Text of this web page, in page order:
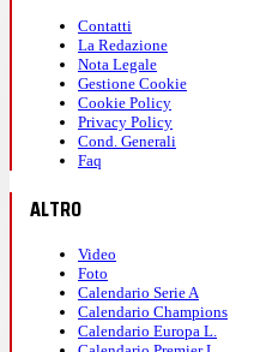
Contatti
La Redazione
Nota Legale
Gestione Cookie
Cookie Policy
Privacy Policy
Cond. Generali
Faq
ALTRO
Video
Foto
Calendario Serie A
Calendario Champions
Calendario Europa L.